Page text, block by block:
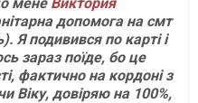
допомога на смт
Я подивився по карті і
зараз поїде, бо це
фактично на кордоні з
Віку, довіряю на 100%,